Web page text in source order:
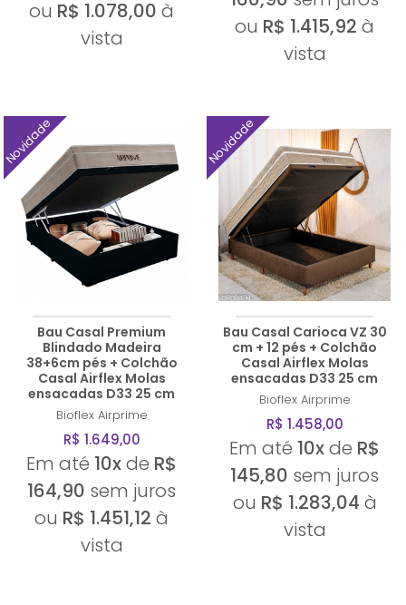
ou R$ 1.078,00 à
vista
ou R$ 1.415,92 à
vista
Novidade
Bau Casal Premium
Blindado Madeira
38+6cm pés + Colchão
Casal Airflex Molas
ensacadas D33 25 cm
Bioflex Airprime
R$ 1.649,00
Em até 10xde R$
164,90 sem juros
ou R$ 1.451,12 à
vista
Novidade
Bau Casal Carioca VZ 30
cm + 12 pés + Colchão
Casal Airflex Molas
ensacadas D33 25 cm
Bioflex Airprime
R$ 1.458,00
Em até 10xde R$
145,80 sem juros
ou R$ 1.283,04 à
vista